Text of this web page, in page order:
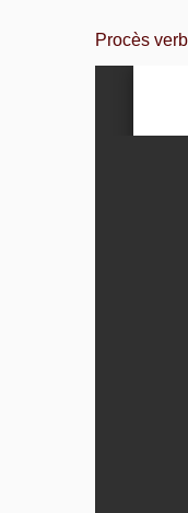
Procès